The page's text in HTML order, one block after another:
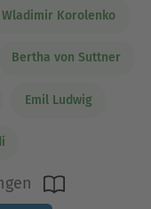
Wladimir Korolenko
Bertha von Suttner
Emil Ludwig